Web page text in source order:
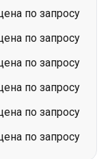
по запросу
по запросу
по запросу
по запросу
по запросу
по запросу